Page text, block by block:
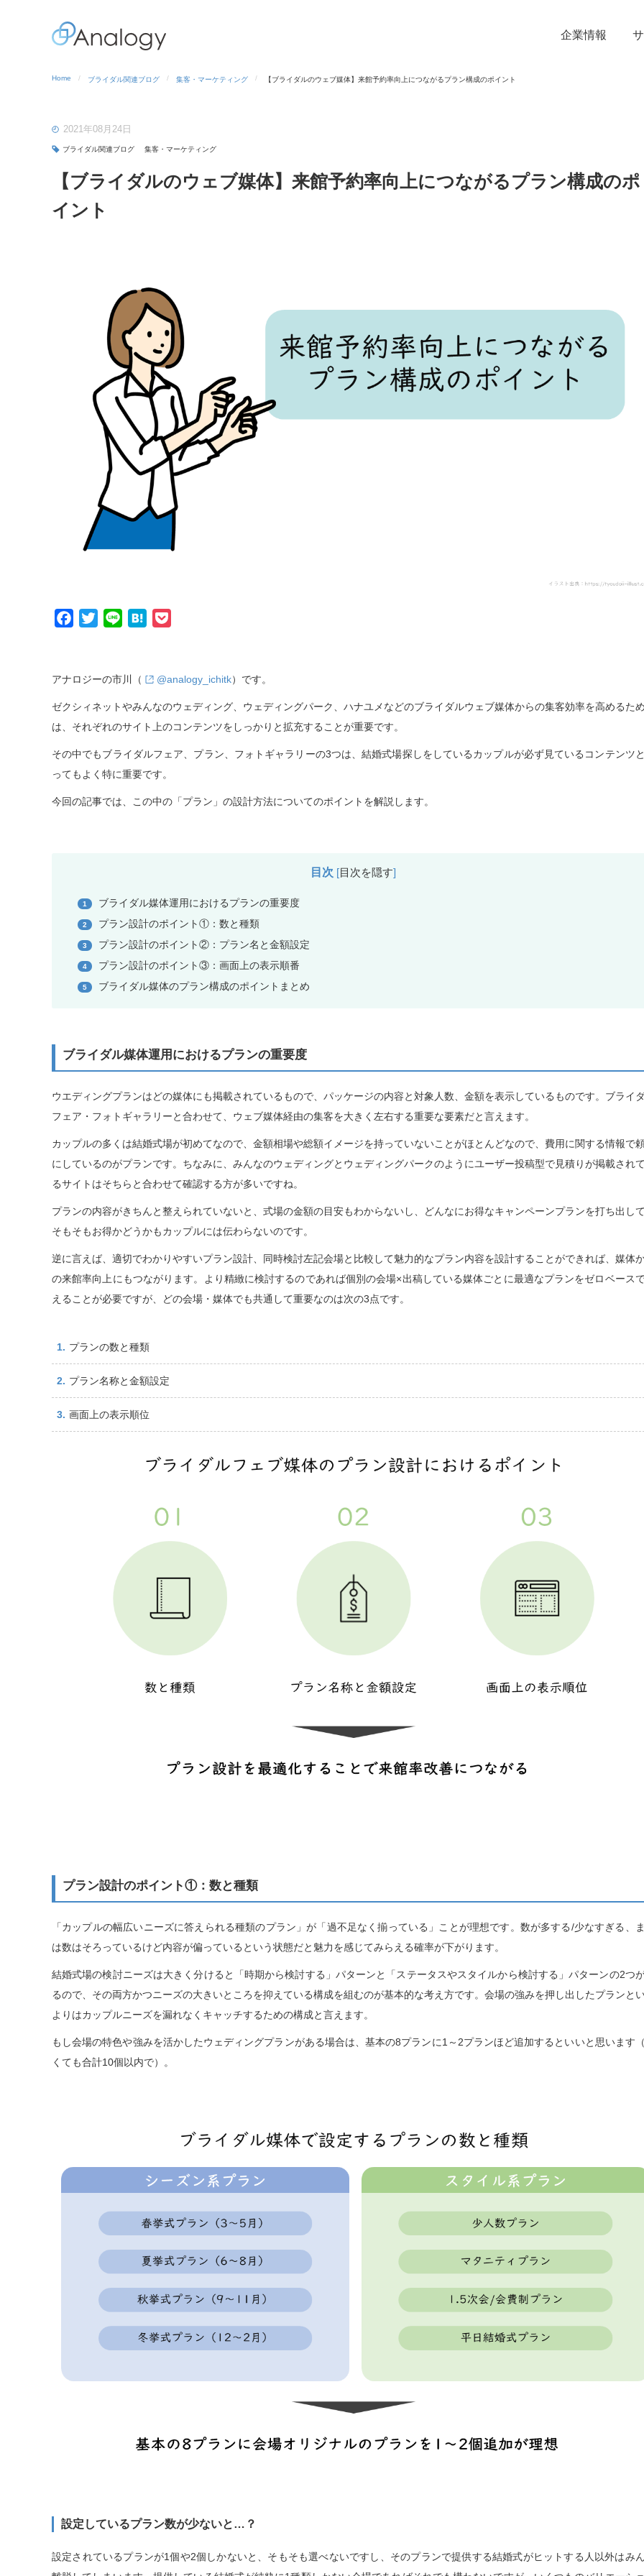
企業情報
Home ブライダル関連ブログ 集客・マーケティング 【ブライダルのウェブ媒体】来館予約率向上につながるプラン構成のポイント
2021年08月24日
ブライダル関連ブログ 集客・マーケティング
【ブライダルのウェブ媒体】来館予約率向上につながるプラン構成のポ
イント
Facebook
Twitter Line Hatena
アナロジーの市川（ @analogy_ichitk）です。
ゼクシィネットやみんなのウェディング、ウェディングパーク、ハナユメなどのブライダルウェブ媒体からの集客効率を高めるた
は、それぞれのサイト上のコンテンツをしっかりと拡充することが重要です。
その中でもブライダルフェア、プラン、フォトギャラリーの3つは、結婚式場探しをしているカップルが必ず見ているコンテンツ
ってもよく特に重要です。
今回の記事では、この中の「プラン」の設計方法についてのポイントを解説します。
目次 [目次を隠す]
1 ブライダル媒体運用におけるプランの重要度
2 プラン設計のポイント①：数と種類
3 プラン設計のポイント②：プラン名と金額設定
4 プラン設計のポイント③：画面上の表示順番
5 ブライダル媒体のプラン構成のポイントまとめ
ブライダル媒体運用におけるプランの重要度
ウエディングプランはどの媒体にも掲載されているもので、パッケージの内容と対象人数、金額を表示しているものです。ブライ
フェア・フォトギャラリーと合わせて、ウェブ媒体経由の集客を大きく左右する重要な要素だと言えます。
カップルの多くは結婚式場が初めてなので、金額相場や総額イメージを持っていないことがほとんどなので、費用に関する情報で
にしているのがプランです。ちなみに、みんなのウェディングとウェディングパークのようにユーザー投稿型で見積りが掲載され
るサイトはそちらと合わせて確認する方が多いですね。
プランの内容がきちんと整えられていないと、式場の金額の目安もわからないし、どんなにお得なキャンペーンプランを打ち出し
そもそもお得かどうかもカップルには伝わらないのです。
逆に言えば、適切でわかりやすいプラン設計、同時検討左記会場と比較して魅力的なプラン内容を設計することができれば、媒体
の来館率向上にもつながります。より精緻に検討するのであれば個別の会場×出稿している媒体ごとに最適なプランをゼロベース
えることが必要ですが、どの会場・媒体でも共通して重要なのは次の3点です。
プランの数と種類
プラン名称と金額設定
画面上の表示順位
プラン設計のポイント①：数と種類
「カップルの幅広いニーズに答えられる種類のプラン」が「過不足なく揃っている」ことが理想です。数が多する/少なすぎる、
は数はそろっているけど内容が偏っているという状態だと魅力を感じてみらえる確率が下がります。
結婚式場の検討ニーズは大きく分けると「時期から検討する」パターンと「ステータスやスタイルから検討する」パターンの2つ
るので、その両方かつニーズの大きいところを抑えている構成を組むのが基本的な考え方です。会場の強みを押し出したプランと
よりはカップルニーズを漏れなくキャッチするための構成と言えます。
もし会場の特色や強みを活かしたウェディングプランがある場合は、基本の8プランに1～2プランほど追加するといいと思います
くても合計10個以内で）。
設定しているプラン数が少ないと…？
設定されているプランが1個や2個しかないと、そもそも選べないですし、そのプランで提供する結婚式がヒットする人以外はみ